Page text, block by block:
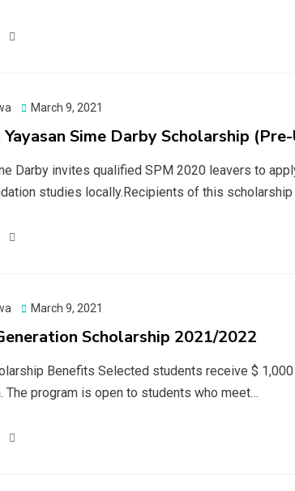
Posted
March 9, 2021
Yayasan Sime Darby Scholarship
Darby invites qualified SPM 2020 leavers to
studies locally.Recipients of this
Posted
March 9, 2021
Scholarship 2021/2022
Benefits Selected students receive $
The program is open to students who meet…